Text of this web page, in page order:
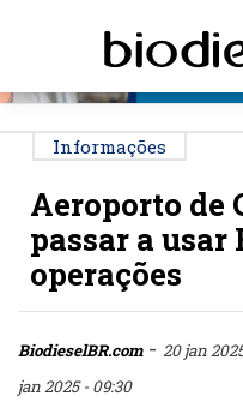
Informações
Aeroporto de
passar a usar
operações
BiodieselBR.com- 20 jan
jan 2025 - 09:30